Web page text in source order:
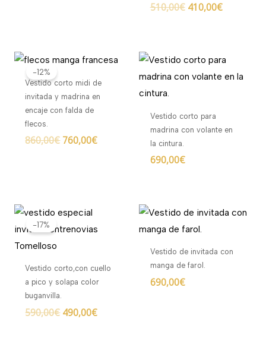
510,00€ 410,00€
-12%
Vestido corto midi de
invitada y madrina en
encaje con falda de
flecos.
860,00€
El
precio
original
era:
860,00€.
760,00€
El
actual
es:
Vestido corto para
madrina con volante en
la cintura.
690,00€
-17%
Vestido corto,con cuello
a pico y solapa color
buganvilla.
590,00€
El
precio
original
490,00€
actual
Vestido de invitada con
manga de farol.
690,00€